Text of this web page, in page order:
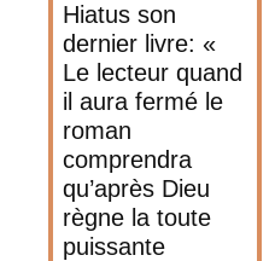
Hiatus son
dernier livre: «
Le lecteur quand
il aura fermé le
roman
comprendra
qu’après Dieu
règne la toute
puissante